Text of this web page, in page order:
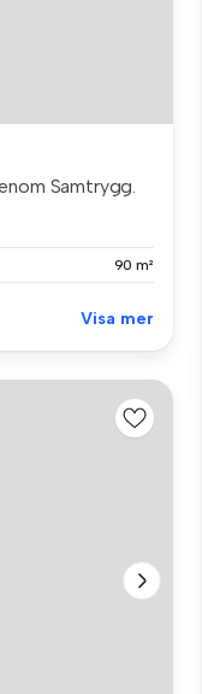
Samtrygg.
90 m²
Visa mer